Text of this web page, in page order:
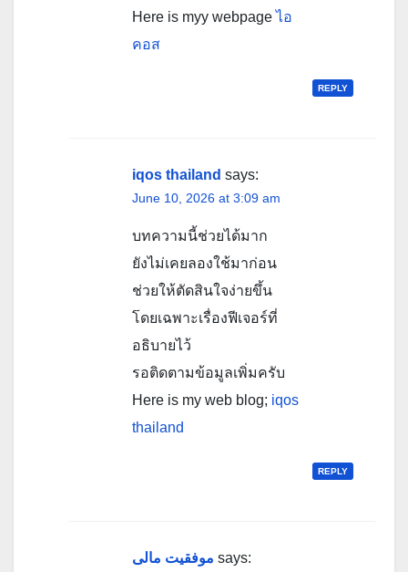
Here is myy webpageไอ
คอส
REPLY
iqos thailand says:
June 10, 2026 at 3:09 am
บทความนี้ช่วยได้มาก
ยังไม่เคยลองใช้มาก่อน
ช่วยให้ตัดสินใจง่ายขึ้น
โดยเฉพาะเรื่องฟีเจอร์ที่
อธิบายไว้
รอติดตามข้อมูลเพิ่มครับ
Here is my web blog; iqos
thailand
REPLY
موفقیت مالی says: